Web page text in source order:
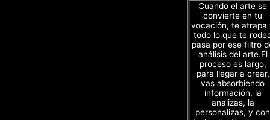
Cuando el arte se
convierte en tu
vocación, te atrapa
todo lo que te
pasa por ese filtro
análisis del arte.El
proceso es largo,
para llegar a crear,
vas absorbiendo
información, la
analizas, la
personalizas, y con